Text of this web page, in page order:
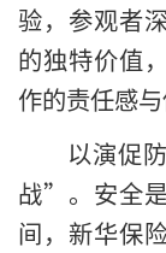
验，参观者
的独特价值
作的责任感与
以演促
战”。安全
间，新华保